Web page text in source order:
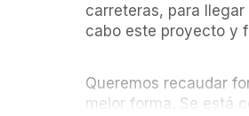
carreteras, para
cabo este proyecto y
Queremos recaudar
mejor forma. Se está